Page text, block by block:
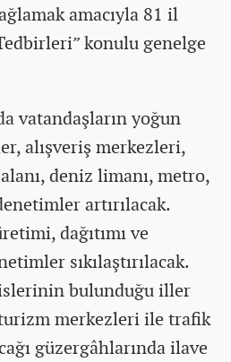
amacıyla 81 il
konulu genelge
vatandaşların yoğun
alışveriş merkezleri,
deniz limanı, metro,
artırılacak.
dağıtımı ve
sıkılaştırılacak.
bulunduğu iller
merkezleri ile trafik
güzergâhlarında ilave